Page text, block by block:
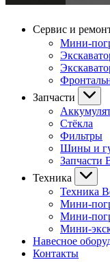
Сервис и
Мини-
Запчасти
Стёкла
Фильтры
Шины и
Запчасти
Техника
Техника
Мини-
Мини-
Мини-
Навесное
Контакты